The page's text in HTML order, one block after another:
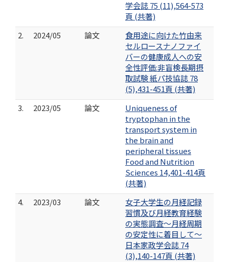
学会誌 75 (11),564-573
頁 (共著)
2.
2024/05 論文
食用途に向けた竹由来
セルロースナノファイ
バーの健康成人への安
全性評価:非盲検長期摂
取試験 紙パ技協誌 78
(5),431-451頁 (共著)
3.
2023/05 論文
Uniqueness of
tryptophan in the
transport system in
the brain and
peripheral tissues
Food and Nutrition
Sciences 14,401-414頁
(共著)
4.
2023/03 論文
女子大学生の月経記録
習慣及び月経教育経験
の実態調査～月経周期
の安定性に着目して～
日本家政学会誌 74
(3),140-147頁 (共著)